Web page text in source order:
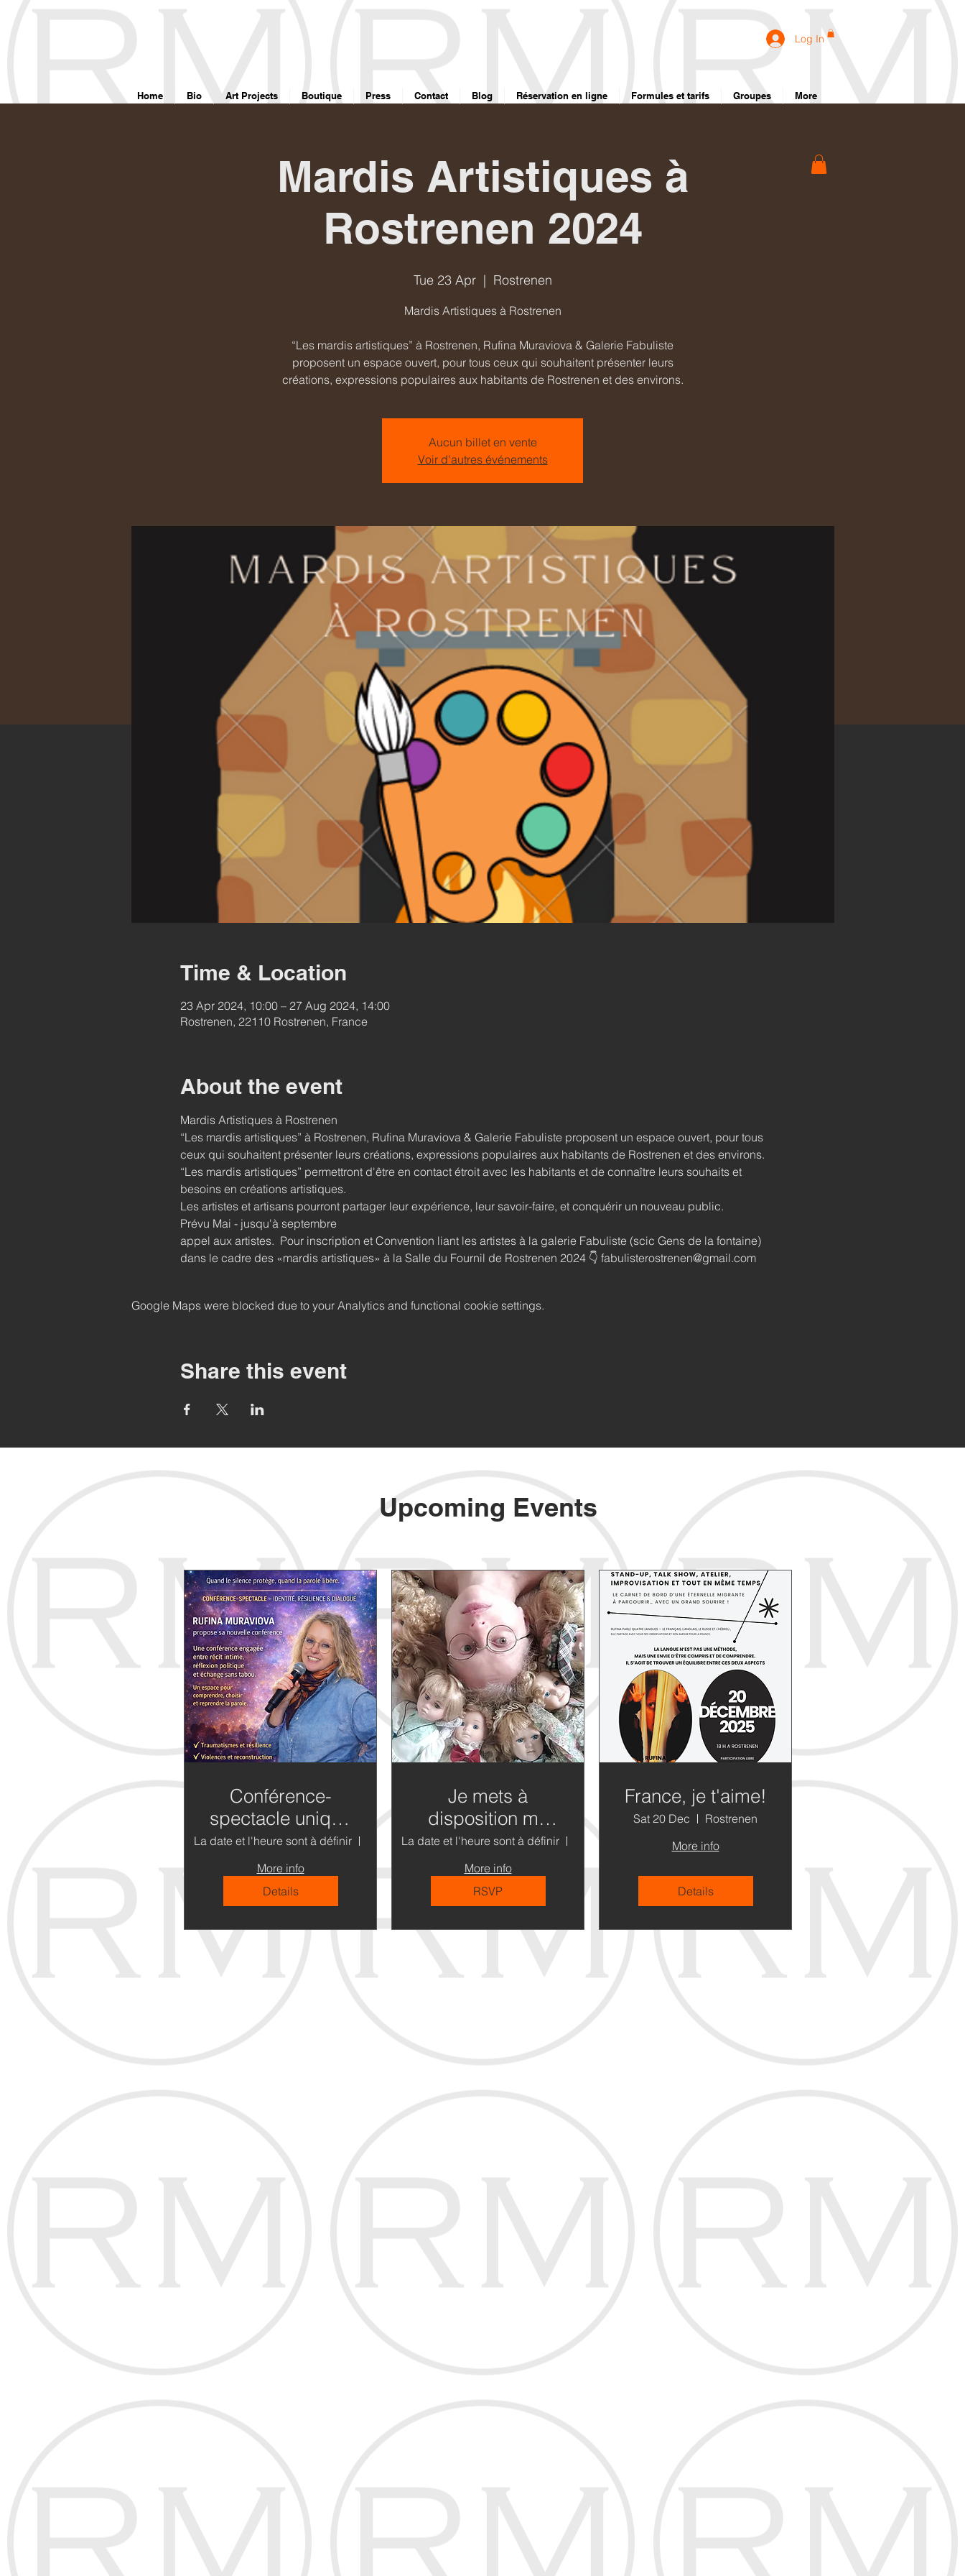
Log In
Home Bio Art Projects Boutique Press Contact Blog Réservation en ligne Formules et tarifs Groupes More
Mardis Artistiques à
Rostrenen 2024
Tue 23 Apr
  |
Rostrenen
Mardis Artistiques à Rostrenen
“Les mardis artistiques” à Rostrenen, Rufina Muraviova & Galerie Fabuliste
proposent un espace ouvert, pour tous ceux qui souhaitent présenter leurs
créations, expressions populaires aux habitants de Rostrenen et des environs.
Aucun billet en vente
Voir d'autres événements
Time & Location
23 Apr 2024, 10:00 – 27 Aug 2024, 14:00
Rostrenen, 22110 Rostrenen, France
About the event
Mardis Artistiques à Rostrenen
“Les mardis artistiques” à Rostrenen, Rufina Muraviova & Galerie Fabuliste proposent un espace ouvert, pour tous
ceux qui souhaitent présenter leurs créations, expressions populaires aux habitants de Rostrenen et des environs.
“Les mardis artistiques” permettront d'être en contact étroit avec les habitants et de connaître leurs souhaits et
besoins en créations artistiques.
Les artistes et artisans pourront partager leur expérience, leur savoir-faire, et conquérir un nouveau public.
Prévu Mai - jusqu'à septembre
appel aux artistes.  Pour inscription et Convention liant les artistes à la galerie Fabuliste (scic Gens de la fontaine)
dans le cadre des «mardis artistiques» à la Salle du Fournil de Rostrenen 2024 👇 fabulisterostrenen@gmail.com
Google Maps were blocked due to your Analytics and functional cookie settings.
Share this event
Upcoming Events
Conférence-
spectacle unique
– identité,
résilience et
dialogue vivant
La date et l'heure sont à définir
France
More info
Details
Je mets à
disposition ma
collection de
poupées en
porcelaine
La date et l'heure sont à définir
More info
RSVP
France, je t'aime!
Sat 20 Dec
Rostrenen
More info
Details